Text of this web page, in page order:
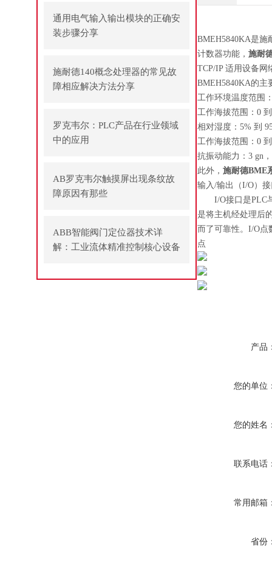
通用电气输入输出模块的正确安
装步骤分享
施耐德140概念处理器的常见故
障相应解决方法分享
罗克韦尔：PLC产品在行业领域
中的应用
AB罗克韦尔触摸屏出现条纹故
障原因有那些
ABB智能阀门定位器技术详
解：工业流体精准控制核心设备
BMEH5840KA是施
计数器功能， 施耐
TCP/IP 适用设备网
BMEH5840KA的主
工作环境温度范围
工作海拔范围：0
相对湿度：5% 到
工作海拔范围：0
抗振动能力：3 gn
此外， 施耐德BME
输入/输出（I/O）接
I/O接口是PLC与
是将主机经处理后
而了可靠性。I/O点
点
产品
您的单位
您的姓名
联系电话
常用邮箱
省份